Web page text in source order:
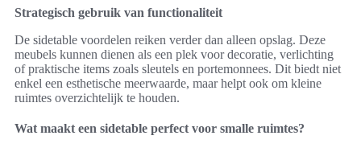
Strategisch gebruik van functionaliteit
De sidetable voordelen reiken verder dan alleen opslag. Deze
meubels kunnen dienen als een plek voor decoratie, verlichting
of praktische items zoals sleutels en portemonnees. Dit biedt niet
enkel een esthetische meerwaarde, maar helpt ook om kleine
ruimtes overzichtelijk te houden.
Wat maakt een sidetable perfect voor smalle ruimtes?